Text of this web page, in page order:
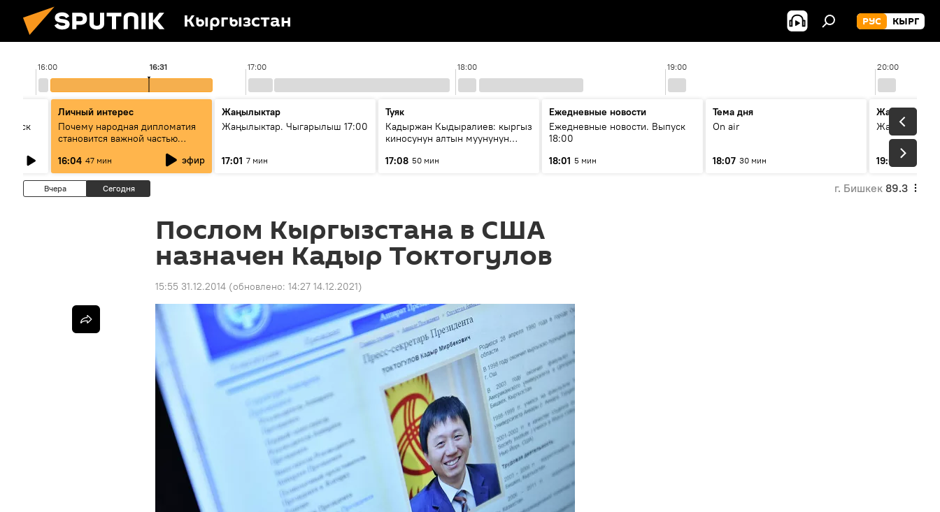
Кыргызстан РУС КЫРГ
16:00 17:00 18:00 19:00 20:00
16:31
Личный интерес
Почему народная дипломатия
становится важной частью
сотрудничества
16:04 47 мин эфир
Жаңылыктар
Жаңылыктар. Чыгарылыш 17:00
17:01 7 мин
Туяк
Кадыржан Кыдыралиев: кыргыз
киносунун алтын муунунун
17:08 50 мин
Ежедневные новости
Ежедневные новости. Выпуск
18:00
18:01 5 мин
Тема дня
On air
18:07 30 мин
Жаңылыктар
19:01 5 мин
Вчера Сегодня г. Бишкек 89.3
Послом Кыргызстана в США
назначен Кадыр Токтогулов
15:55 31.12.2014 (обновлено: 14:27 14.12.2021)